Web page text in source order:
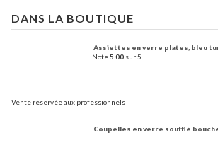
DANS LA BOUTIQUE
Assiettes en verre plates, bleu
Note5.00 sur 5
Vente réservée aux professionnels
Coupelles en verre soufflé